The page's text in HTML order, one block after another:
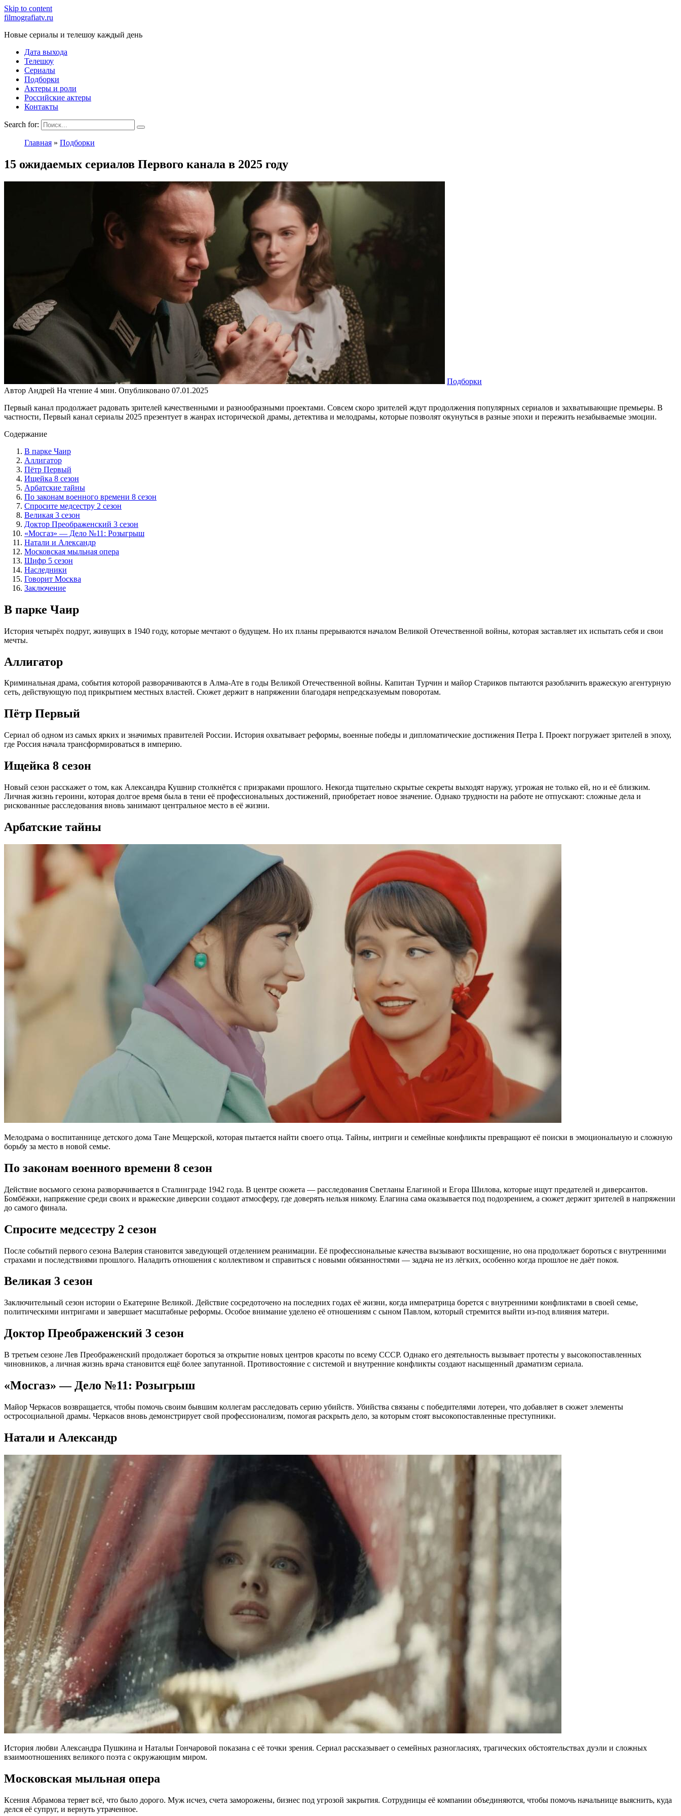
Skip to content
filmografiatv.ru
Новые сериалы и телешоу каждый день
Дата выхода
Телешоу
Сериалы
Подборки
Актеры и роли
Российские актеры
Контакты
Search for:
Главная » Подборки
15 ожидаемых сериалов Первого канала в 2025 году
Подборки
Автор Андрей На чтение 4 мин. Опубликовано 07.01.2025
Первый канал продолжает радовать зрителей качественными и разнообразными проектами. Совсем скоро зрителей ждут продолжения популярных сериалов и захватывающие премьеры. В
частности, Первый канал сериалы 2025 презентует в жанрах исторической драмы, детектива и мелодрамы, которые позволят окунуться в разные эпохи и пережить незабываемые эмоции.
Содержание
В парке Чаир
Аллигатор
Пётр Первый
Ищейка 8 сезон
Арбатские тайны
По законам военного времени 8 сезон
Спросите медсестру 2 сезон
Великая 3 сезон
Доктор Преображенский 3 сезон
«Мосгаз» — Дело №11: Розыгрыш
Натали и Александр
Московская мыльная опера
Шифр 5 сезон
Наследники
Говорит Москва
Заключение
В парке Чаир
История четырёх подруг, живущих в 1940 году, которые мечтают о будущем. Но их планы прерываются началом Великой Отечественной войны, которая заставляет их испытать себя и свои
мечты.
Аллигатор
Криминальная драма, события которой разворачиваются в Алма-Ате в годы Великой Отечественной войны. Капитан Турчин и майор Стариков пытаются разоблачить вражескую агентурную
сеть, действующую под прикрытием местных властей. Сюжет держит в напряжении благодаря непредсказуемым поворотам.
Пётр Первый
Сериал об одном из самых ярких и значимых правителей России. История охватывает реформы, военные победы и дипломатические достижения Петра I. Проект погружает зрителей в эпоху,
где Россия начала трансформироваться в империю.
Ищейка 8 сезон
Новый сезон расскажет о том, как Александра Кушнир столкнётся с призраками прошлого. Некогда тщательно скрытые секреты выходят наружу, угрожая не только ей, но и её близким.
Личная жизнь героини, которая долгое время была в тени её профессиональных достижений, приобретает новое значение. Однако трудности на работе не отпускают: сложные дела и
рискованные расследования вновь занимают центральное место в её жизни.
Арбатские тайны
Мелодрама о воспитаннице детского дома Тане Мещерской, которая пытается найти своего отца. Тайны, интриги и семейные конфликты превращают её поиски в эмоциональную и сложную
борьбу за место в новой семье.
По законам военного времени 8 сезон
Действие восьмого сезона разворачивается в Сталинграде 1942 года. В центре сюжета — расследования Светланы Елагиной и Егора Шилова, которые ищут предателей и диверсантов.
Бомбёжки, напряжение среди своих и вражеские диверсии создают атмосферу, где доверять нельзя никому. Елагина сама оказывается под подозрением, а сюжет держит зрителей в напряжении
до самого финала.
Спросите медсестру 2 сезон
После событий первого сезона Валерия становится заведующей отделением реанимации. Её профессиональные качества вызывают восхищение, но она продолжает бороться с внутренними
страхами и последствиями прошлого. Наладить отношения с коллективом и справиться с новыми обязанностями — задача не из лёгких, особенно когда прошлое не даёт покоя.
Великая 3 сезон
Заключительный сезон истории о Екатерине Великой. Действие сосредоточено на последних годах её жизни, когда императрица борется с внутренними конфликтами в своей семье,
политическими интригами и завершает масштабные реформы. Особое внимание уделено её отношениям с сыном Павлом, который стремится выйти из-под влияния матери.
Доктор Преображенский 3 сезон
В третьем сезоне Лев Преображенский продолжает бороться за открытие новых центров красоты по всему СССР. Однако его деятельность вызывает протесты у высокопоставленных
чиновников, а личная жизнь врача становится ещё более запутанной. Противостояние с системой и внутренние конфликты создают насыщенный драматизм сериала.
«Мосгаз» — Дело №11: Розыгрыш
Майор Черкасов возвращается, чтобы помочь своим бывшим коллегам расследовать серию убийств. Убийства связаны с победителями лотереи, что добавляет в сюжет элементы
остросоциальной драмы. Черкасов вновь демонстрирует свой профессионализм, помогая раскрыть дело, за которым стоят высокопоставленные преступники.
Натали и Александр
История любви Александра Пушкина и Натальи Гончаровой показана с её точки зрения. Сериал рассказывает о семейных разногласиях, трагических обстоятельствах дуэли и сложных
взаимоотношениях великого поэта с окружающим миром.
Московская мыльная опера
Ксения Абрамова теряет всё, что было дорого. Муж исчез, счета заморожены, бизнес под угрозой закрытия. Сотрудницы её компании объединяются, чтобы помочь начальнице выяснить, куда
делся её супруг, и вернуть утраченное.